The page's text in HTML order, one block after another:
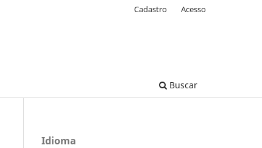
Buscar
Cadastro Acesso
Idioma